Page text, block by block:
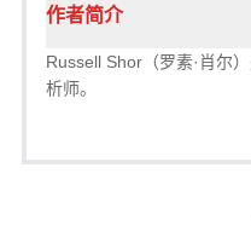
作者简介
Russell Shor（罗素·肖尔
析师。